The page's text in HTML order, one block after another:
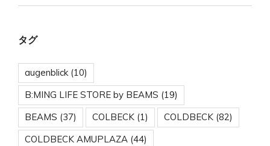
タグ
augenblick(10)
B:MING LIFE STORE by BEAMS (19)
BEAMS (37) COLBECK (1) COLDBECK (82)
COLDBECK AMUPLAZA (44)